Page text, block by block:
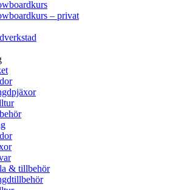
– privat
& tillbehör